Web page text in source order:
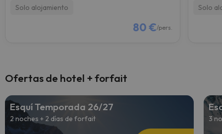
Solo alojamiento
80 €/pers.
Solo
Ofertas de hotel + forfait
Esquí Temporada 26/27
2 noches + 2 días de forfait 3